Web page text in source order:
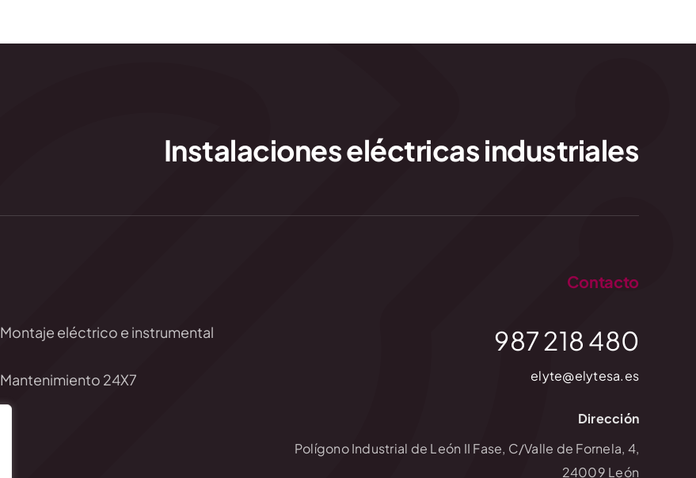
Instalaciones eléctricas industriales
Montaje eléctrico e instrumental
Mantenimiento 24X7
Contacto
987 218 480
elyte@elytesa.es
Dirección
Polígono Industrial de León II Fase, C/Valle de Fornela, 4,
24009 León